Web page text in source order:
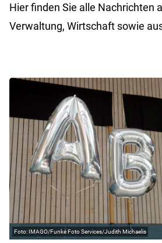
Hier finden Sie alle Nachrichten
Verwaltung, Wirtschaft sowie
IMAGO/Funke Foto Services/Judith Michaelis